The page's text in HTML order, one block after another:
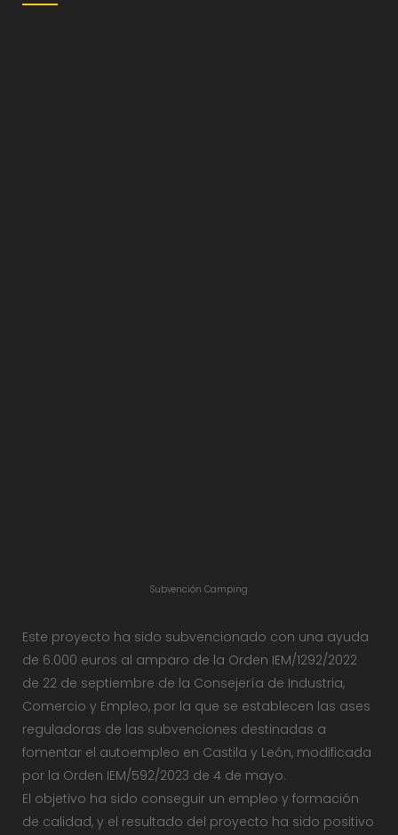
Subvención Camping
Este proyecto ha sido subvencionado con una ayuda
de 6.000 euros al amparo de la Orden IEM/1292/2022
de 22 de septiembre de la Consejería de Industria,
Comercio y Empleo, por la que se establecen las ases
reguladoras de las subvenciones destinadas a
fomentar el autoempleo en Castila y León, modificada
por la Orden IEM/592/2023 de 4 de mayo.
El objetivo ha sido conseguir un empleo y formación
de calidad, y el resultado del proyecto ha sido positivo